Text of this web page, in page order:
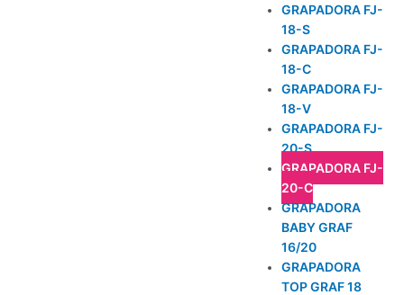
GRAPADORA FJ-
18-S
GRAPADORA FJ-
18-C
GRAPADORA FJ-
18-V
GRAPADORA FJ-
20-S
GRAPADORA FJ-
20-C
GRAPADORA
BABY GRAF
16/20
GRAPADORA
TOP GRAF 18